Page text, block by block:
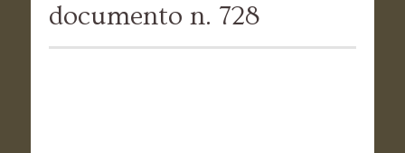
documento n. 728